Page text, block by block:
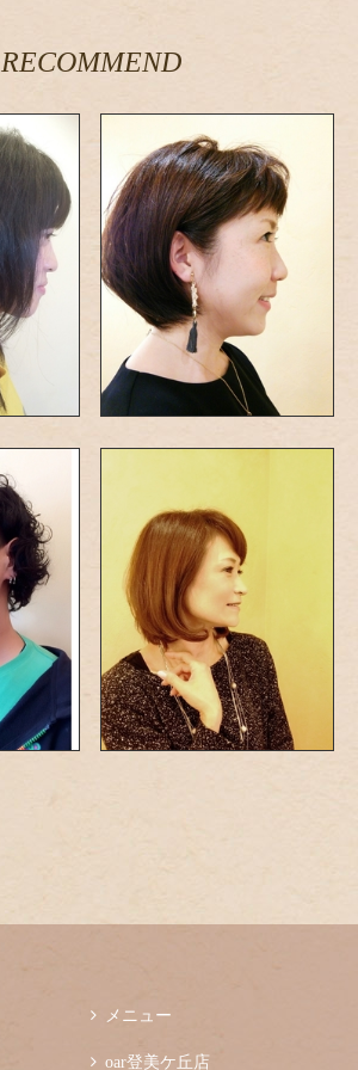
RECOMMEND
 メニュー
 oar登美ケ丘店